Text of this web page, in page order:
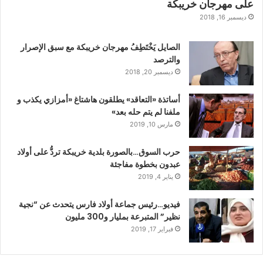
على مهرجان خريبكة
ديسمبر 16, 2018
الصايل يَخْتَطِفُ مهرجان خريبكة مع سبق الإصرار
والترصد
ديسمبر 20, 2018
أساتذة «التعاقد» يطلقون هاشتاغ «أمزازي يكذب و
ملفنا لم يتم حله بعد»
مارس 10, 2019
حرب السوق…بالصورة بلدية خريبكة تردُّ على أولاد
عبدون بخطوة مفاجئة
يناير 4, 2019
فيديو…رئيس جماعة أولاد فارس يتحدث عن “نجية
نظير” المتبرعة بمليار و300 مليون
فبراير 17, 2019